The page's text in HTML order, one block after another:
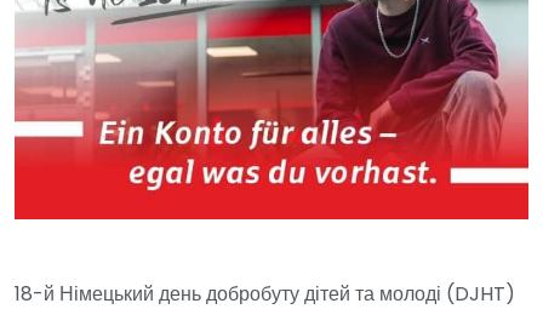
18-й Німецький день добробуту дітей та молоді (DJHT)